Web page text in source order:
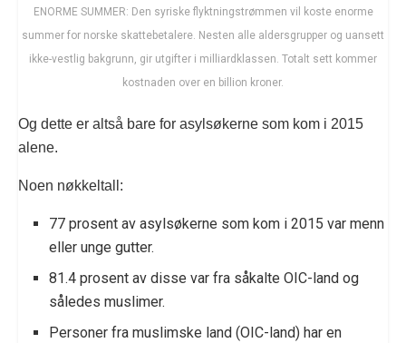
ENORME SUMMER: Den syriske flyktningstrømmen vil koste enorme
summer for norske skattebetalere. Nesten alle aldersgrupper og uansett
ikke-vestlig bakgrunn, gir utgifter i milliardklassen. Totalt sett kommer
kostnaden over en billion kroner.
Og dette er altså bare for asylsøkerne som kom i 2015
alene.
Noen nøkkeltall:
77 prosent av asylsøkerne som kom i 2015 var menn
eller unge gutter.
81.4 prosent av disse var fra såkalte OIC-land og
således muslimer.
Personer fra muslimske land (OIC-land) har en